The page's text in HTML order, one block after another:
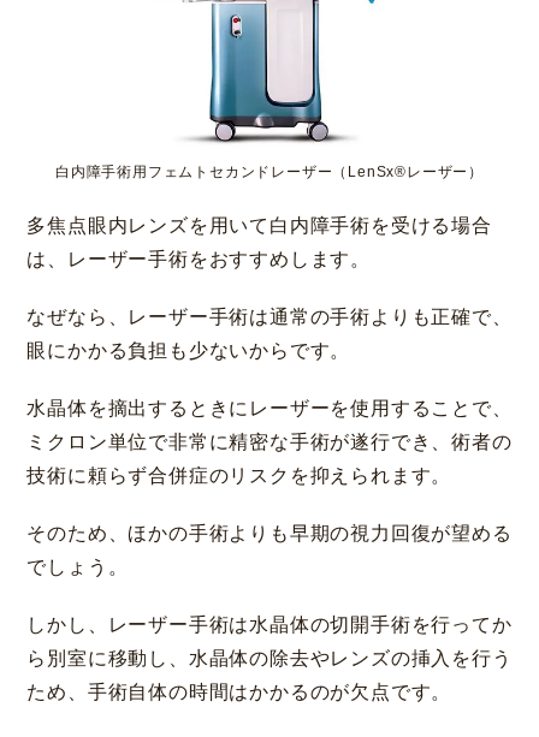
白内障手術用フェムトセカンドレーザー（LenSx®レーザー）
多焦点眼内レンズを用いて白内障手術を受ける場合
は、レーザー手術をおすすめします。
なぜなら、レーザー手術は通常の手術よりも正確で、
眼にかかる負担も少ないからです。
水晶体を摘出するときにレーザーを使用することで、
ミクロン単位で非常に精密な手術が遂行でき、術者の
技術に頼らず合併症のリスクを抑えられます。
そのため、ほかの手術よりも早期の視力回復が望める
でしょう。
しかし、レーザー手術は水晶体の切開手術を行ってか
ら別室に移動し、水晶体の除去やレンズの挿入を行う
ため、手術自体の時間はかかるのが欠点です。